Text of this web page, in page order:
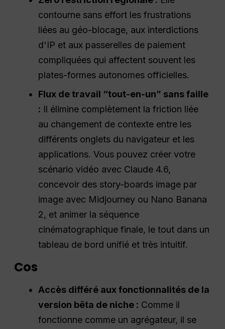
contourne sans effort les frustrations
liées au géo-blocage, aux interdictions
d'IP et aux passerelles de paiement
compliquées qui affectent souvent les
plates-formes autonomes officielles.
Flux de travail “tout-en-un” sans faille
: Il élimine complètement la friction liée
au changement de contexte entre les
différents onglets du navigateur et les
applications. Vous pouvez créer votre
scénario vidéo avec Claude 4.6,
concevoir des story-boards image par
image avec Midjourney ou Nano Banana
2, et animer la séquence
cinématographique finale, le tout dans un
tableau de bord unifié et très intuitif.
Cos
Accès différé aux fonctionnalités de la
version bêta de niche : Comme il
fonctionne comme un agrégateur, il se